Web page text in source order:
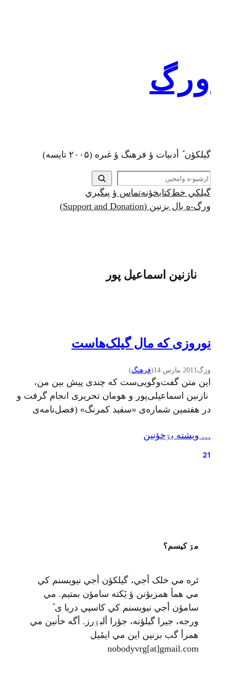
ورگ
گيلکؤن ٚ أدبیات ؤ فرهنگ ؤ غىره (۲۰۰۵ تايسه)
ج
س
ت
ج
گيلکي خطکتابخؤنهتماس ؤ پىگيري
ورگ-ه بال بزنين (Support and Donation)
نازنین اسماعیل پور
نوروزی که مال گیلک‌هاست
ورگ2011 مارس 14 (فرهنگ)
این متن گفت‌وگویی‌ست که چندی پیش بین من،
نازنین اسماعیلی‌‌پور و هومان تحریری انجام گرفت و
در هفتمین شماره‌ی «سفید کمرنگ» (فصل‌نامه‌ی
توضیح که سبک نگارش و ویراستاری این متن متعلق
به تحریریه‌ سفید کمرنگ است، نه ورگ. نوروزبل
… ويشته بۊخؤنين
21
مۊ کيسم؟
ئره مي خلک أجي، گيلکؤن أجي نيويسنم کي
مي همأ همزبؤنن ؤ يٚکته سامؤن بمتيم. مي
سامؤن أجي نيويسنم کي کاسپي دريا ی ٚ
ورجه، جيرا گيلؤنه، جؤرا ألبۊرز. أگه خأنين مي
همرأ گب بزنين اين مي ايمٚیل‌ ‌
nobodyvrg[at]gmail.com